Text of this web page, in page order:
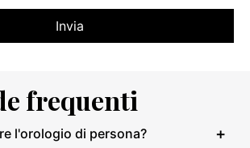
frequenti
l'orologio di persona? +